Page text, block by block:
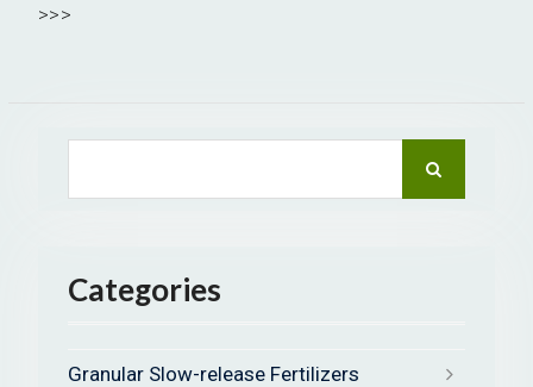
>>>
Categories
Granular Slow-release Fertilizers